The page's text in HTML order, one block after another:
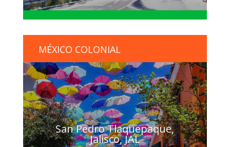
MÉXICO COLONIAL
San Pedro Tlaquepaque,
Jalisco, JAL